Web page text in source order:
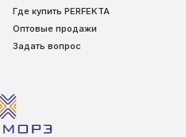
Где купить PERFEKTA
Оптовые продажи
Задать вопрос